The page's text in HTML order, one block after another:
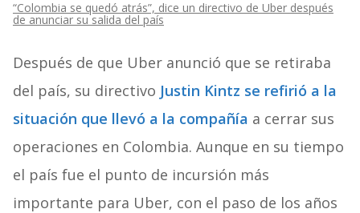
“Colombia se quedó atrás”, dice un directivo de Uber después
de anunciar su salida del país
Después de que Uber anunció que se retiraba
del país, su directivo Justin Kintz se refirió a la
situación que llevó a la compañía a cerrar sus
operaciones en Colombia. Aunque en su tiempo
el país fue el punto de incursión más
importante para Uber, con el paso de los años